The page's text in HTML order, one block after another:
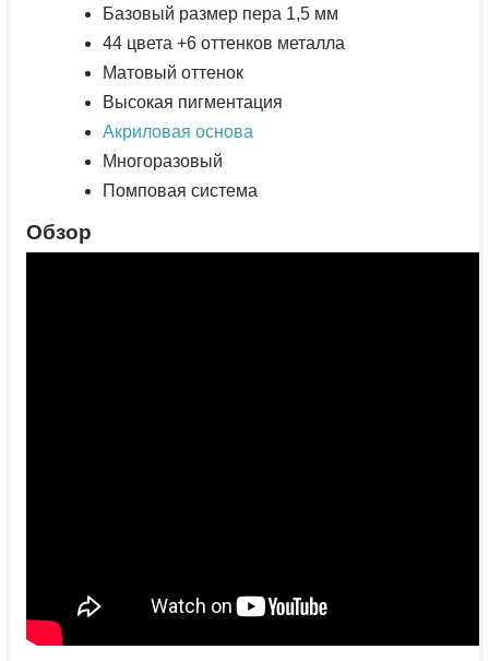
Базовый размер пера 1,5 мм
44 цвета +6 оттенков металла
Матовый оттенок
Высокая пигментация
Акриловая основа
Многоразовый
Помповая система
Обзор